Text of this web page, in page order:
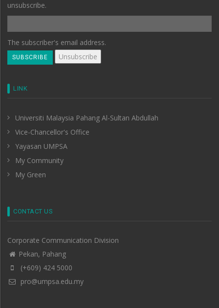
unsubscribe.
The subscriber's email address.
LINK
Universiti Malaysia Pahang Al-Sultan Abdullah
Vice-Chancellor's Office
Yayasan UMPSA
My Community
My Green
CONTACT US
Corporate Communication Division
Pekan, Pahang
(+609) 424 5000
pro@umpsa.edu.my